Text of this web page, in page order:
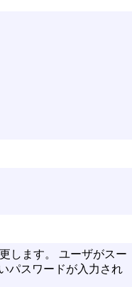
します。 ユーザがスー
パスワードが入力され